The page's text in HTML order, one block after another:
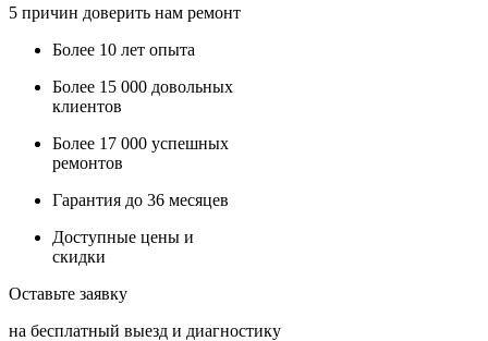
5 причин доверить нам ремонт
Более 10 лет опыта
Более 15 000 довольных
клиентов
Более 17 000 успешных
ремонтов
Гарантия до 36 месяцев
Доступные цены и
скидки
Оставьте заявку
на бесплатный выезд и диагностику